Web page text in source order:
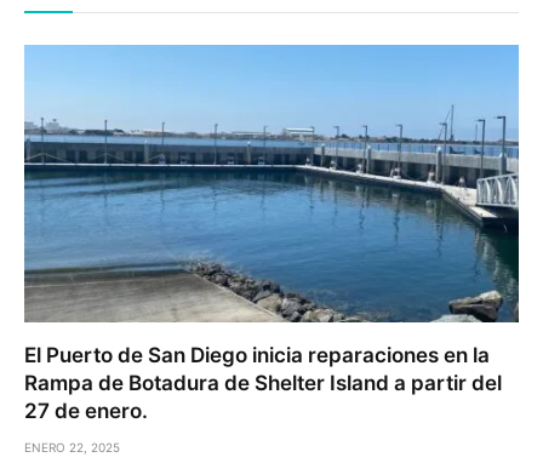
El Puerto de San Diego inicia reparaciones en la
Rampa de Botadura de Shelter Island a partir del
27 de enero.
ENERO 22, 2025